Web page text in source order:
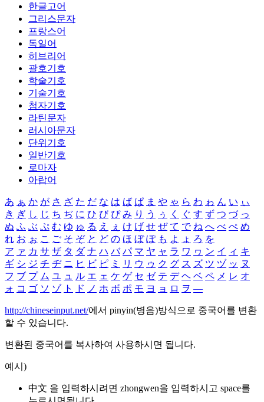
한글고어
그리스문자
프랑스어
독일어
히브리어
괄호기호
학술기호
기술기호
첨자기호
라틴문자
러시아문자
단위기호
일반기호
로마자
아랍어
あ ぁ か が さ ざ た だ な は ば ぱ ま や ゃ ら わ ゎ ん い ぃ
き ぎ し じ ち ぢ に ひ び ぴ み り う ぅ く ぐ す ず つ づ っ
ぬ ふ ぶ ぷ む ゆ ゅ る え ぇ け げ せ ぜ て で ね へ べ ぺ め
れ お ぉ こ ご そ ぞ と ど の ほ ぼ ぽ も よ ょ ろ を
ア ァ カ サ ザ タ ダ ナ ハ バ パ マ ヤ ャ ラ ワ ヮ ン イ ィ キ
ギ シ ジ チ ヂ ニ ヒ ビ ピ ミ リ ウ ゥ ク グ ス ズ ツ ヅ ッ ヌ
フ ブ プ ム ユ ュ ル エ ェ ケ ゲ セ ゼ テ デ ヘ ベ ペ メ レ オ
ォ コ ゴ ソ ゾ ト ド ノ ホ ボ ポ モ ヨ ョ ロ ヲ ―
http://chineseinput.net/에서 pinyin(병음)방식으로 중국어를 변환
할 수 있습니다.
변환된 중국어를 복사하여 사용하시면 됩니다.
예시)
中文 을 입력하시려면 zhongwen을 입력하시고 space를